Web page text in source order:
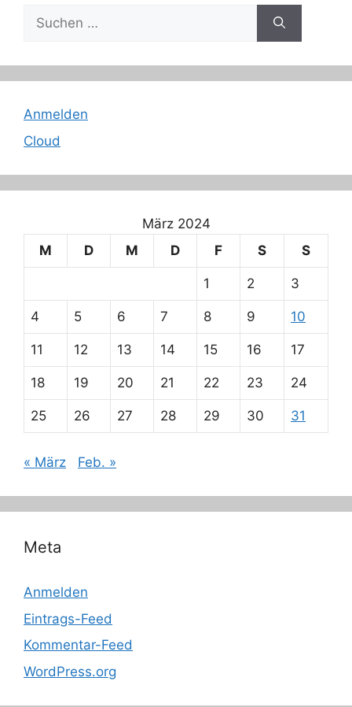
Suche
nach:
Anmelden
Cloud
März 2024
M
D M D F S S
1 2 3
4 5 6 7 8 9 10
11 12 13 14 15 16 17
18 19 20 21 22 23 24
25 26 27 28 29 30 31
« März Feb. »
Meta
Anmelden
Eintrags-Feed
Kommentar-Feed
WordPress.org